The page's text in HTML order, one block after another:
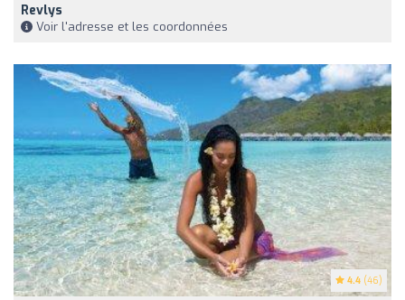
Revlys
Voir l'adresse et les coordonnées
4.4 (46)